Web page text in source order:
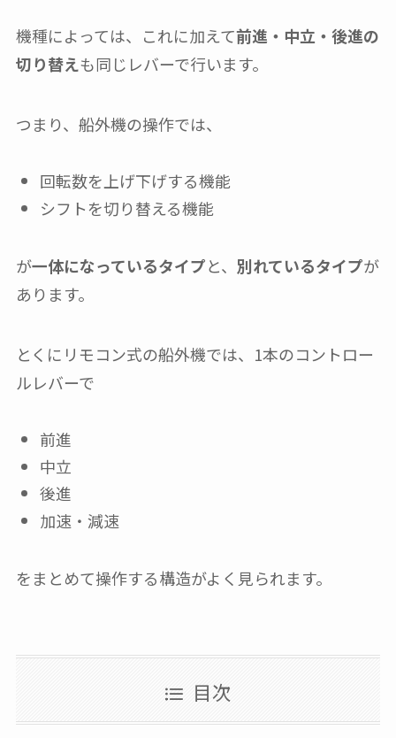
機種によっては、これに加えて前進・中立・後進の
切り替えも同じレバーで行います。
つまり、船外機の操作では、
回転数を上げ下げする機能
シフトを切り替える機能
が一体になっているタイプと、 別れているタイプが
あります。
とくにリモコン式の船外機では、1本のコントロー
ルレバーで
前進
中立
後進
加速・減速
をまとめて操作する構造がよく見られます。
目次